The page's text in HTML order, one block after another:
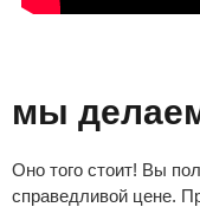
мы
Оно того стоит! Вы
справедливой цене.